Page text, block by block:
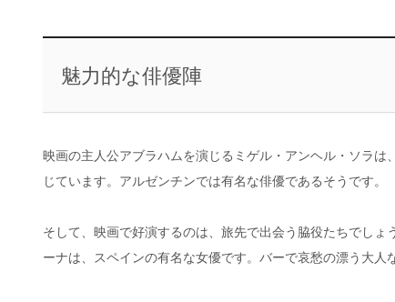
魅力的な俳優陣
映画の主人公アブラハムを演じるミゲル・アンヘル・ソラ
じています。アルゼンチンでは有名な俳優であるそうです。
そして、映画で好演するのは、旅先で出会う脇役たちでし
ーナは、スペインの有名な女優です。バーで哀愁の漂う大人